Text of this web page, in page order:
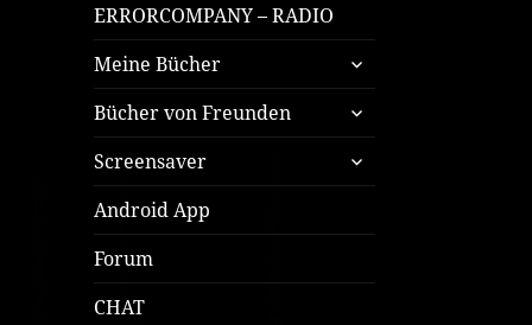
ERRORCOMPANY – RADIO
Meine Bücher
untermenü
öffnen
Bücher von Freunden
untermenü
öffnen
Screensaver
untermenü
öffnen
Android App
Forum
CHAT